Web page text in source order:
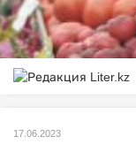
17.06.2023